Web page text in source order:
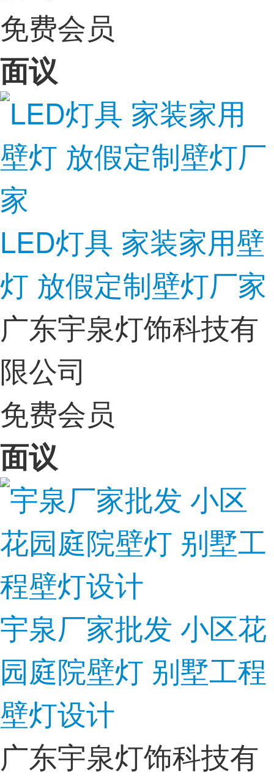
免费会员
面议
LED灯具 家装家用壁
灯 放假定制壁灯厂家
广东宇泉灯饰科技有
限公司
免费会员
面议
宇泉厂家批发 小区花
园庭院壁灯 别墅工程
壁灯设计
广东宇泉灯饰科技有